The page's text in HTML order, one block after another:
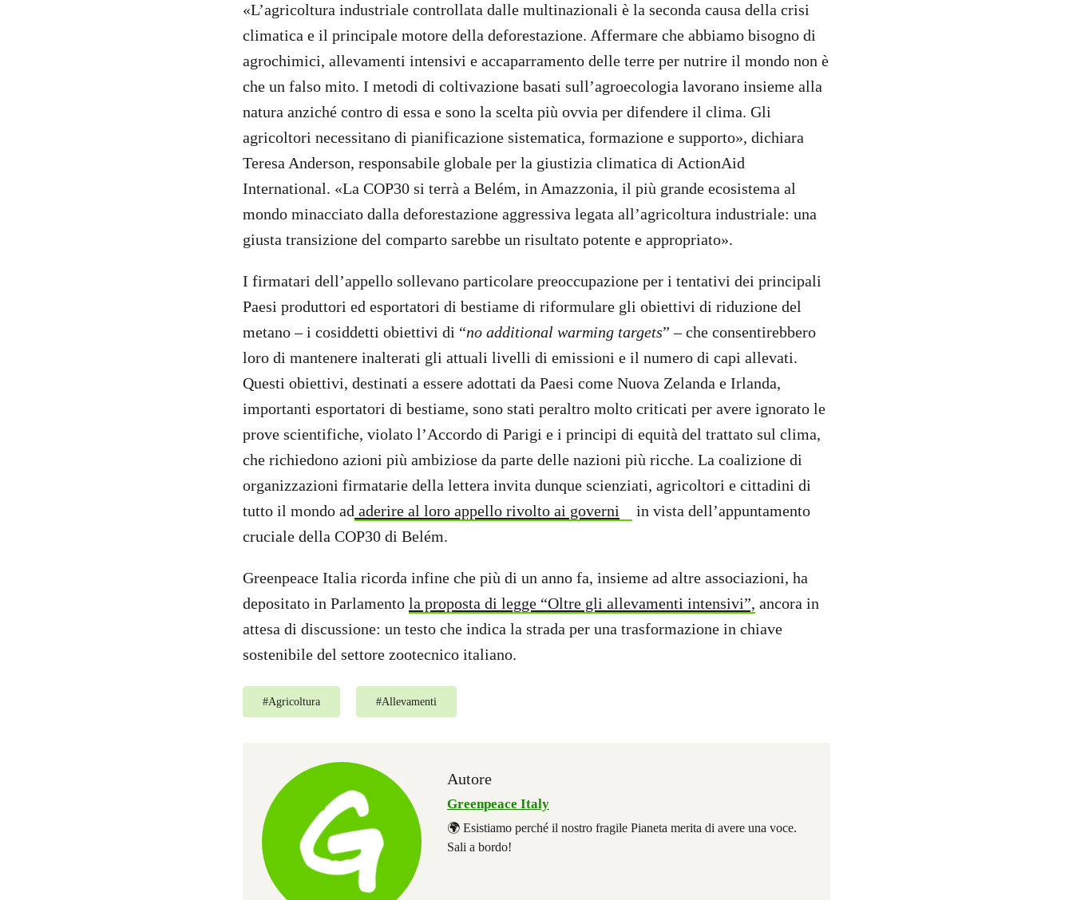
«L’agricoltura industriale controllata dalle multinazionali è la seconda causa della crisi
climatica e il principale motore della deforestazione. Affermare che abbiamo bisogno di
agrochimici, allevamenti intensivi e accaparramento delle terre per nutrire il mondo non è
che un falso mito. I metodi di coltivazione basati sull’agroecologia lavorano insieme alla
natura anziché contro di essa e sono la scelta più ovvia per difendere il clima. Gli
agricoltori necessitano di pianificazione sistematica, formazione e supporto», dichiara
Teresa Anderson, responsabile globale per la giustizia climatica di ActionAid
International. «La COP30 si terrà a Belém, in Amazzonia, il più grande ecosistema al
mondo minacciato dalla deforestazione aggressiva legata all’agricoltura industriale: una
giusta transizione del comparto sarebbe un risultato potente e appropriato».
I firmatari dell’appello sollevano particolare preoccupazione per i tentativi dei principali
Paesi produttori ed esportatori di bestiame di riformulare gli obiettivi di riduzione del
metano – i cosiddetti obiettivi di “no additional warming targets” – che consentirebbero
loro di mantenere inalterati gli attuali livelli di emissioni e il numero di capi allevati.
Questi obiettivi, destinati a essere adottati da Paesi come Nuova Zelanda e Irlanda,
importanti esportatori di bestiame, sono stati peraltro molto criticati per avere ignorato le
prove scientifiche, violato l’Accordo di Parigi e i principi di equità del trattato sul clima,
che richiedono azioni più ambiziose da parte delle nazioni più ricche. La coalizione di
organizzazioni firmatarie della lettera invita dunque scienziati, agricoltori e cittadini di
tutto il mondo ad aderire al loro appello rivolto ai governi
in vista dell’appuntamento
cruciale della COP30 di Belém.
Greenpeace Italia ricorda infine che più di un anno fa, insieme ad altre associazioni, ha
depositato in Parlamento la proposta di legge “Oltre gli allevamenti intensivi”, ancora in
attesa di discussione: un testo che indica la strada per una trasformazione in chiave
sostenibile del settore zootecnico italiano.
#Agricoltura #Allevamenti
Autore
Greenpeace Italy
🌍 Esistiamo perché il nostro fragile Pianeta merita di avere una voce.
Sali a bordo!